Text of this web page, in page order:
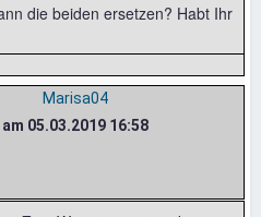
die beiden ersetzen? Habt Ihr
Marisa04
am 05.03.2019 16:58